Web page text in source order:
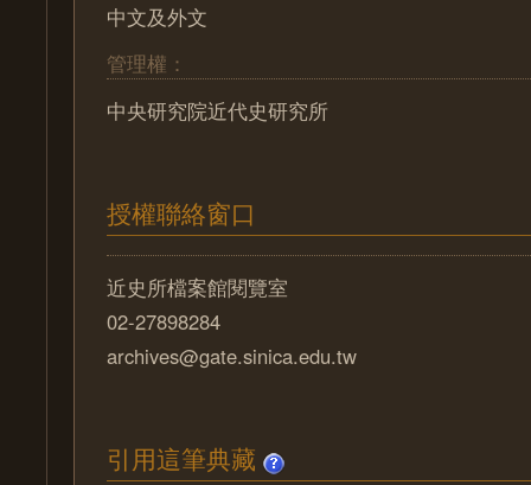
中文及外文
管理權：
中央研究院近代史研究所
授權聯絡窗口
近史所檔案館閱覽室
02-27898284
archives@gate.sinica.edu.tw
引用這筆典藏